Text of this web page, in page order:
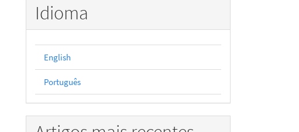
Idioma
English
Português